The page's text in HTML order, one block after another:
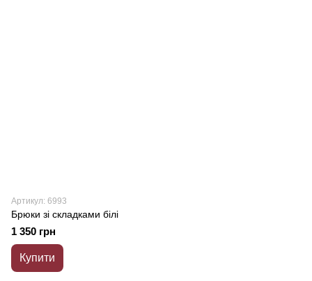
Артикул: 6993
Брюки зі складками білі
1 350 грн
Купити